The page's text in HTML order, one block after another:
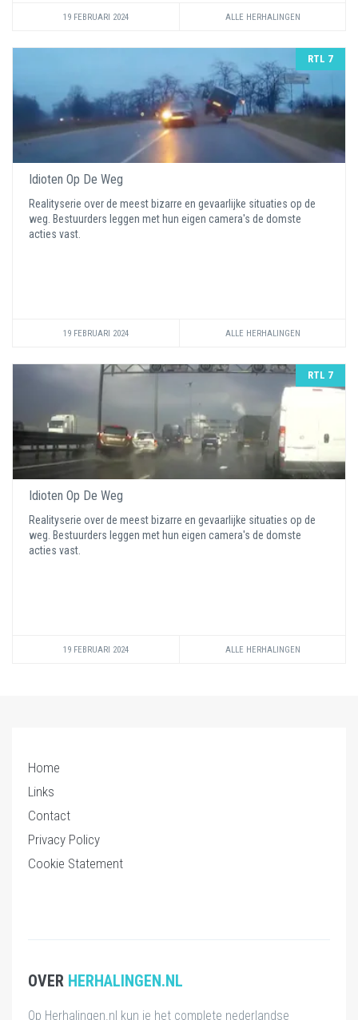
19 FEBRUARI 2024 ALLE HERHALINGEN
RTL 7
Idioten Op De Weg
Realityserie over de meest bizarre en gevaarlijke situaties op de
weg. Bestuurders leggen met hun eigen camera's de domste
acties vast.
19 FEBRUARI 2024 ALLE HERHALINGEN
RTL 7
Idioten Op De Weg
Realityserie over de meest bizarre en gevaarlijke situaties op de
weg. Bestuurders leggen met hun eigen camera's de domste
acties vast.
19 FEBRUARI 2024 ALLE HERHALINGEN
Home
Links
Contact
Privacy Policy
Cookie Statement
OVER HERHALINGEN.NL
Op Herhalingen.nl kun je het complete nederlandse